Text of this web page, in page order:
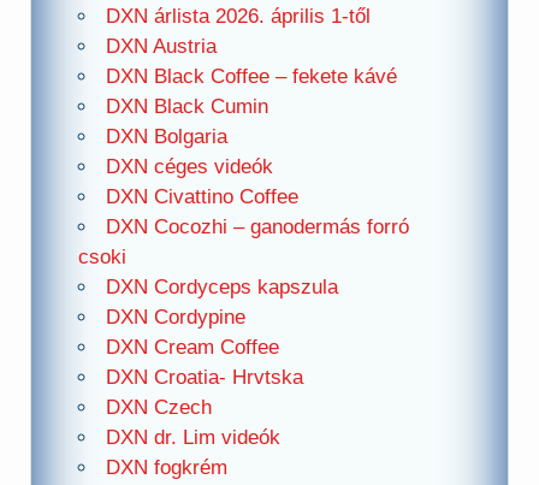
DXN árlista 2026. április 1-től
DXN Austria
DXN Black Coffee – fekete kávé
DXN Black Cumin
DXN Bolgaria
DXN céges videók
DXN Civattino Coffee
DXN Cocozhi – ganodermás forró
csoki
DXN Cordyceps kapszula
DXN Cordypine
DXN Cream Coffee
DXN Croatia- Hrvtska
DXN Czech
DXN dr. Lim videók
DXN fogkrém